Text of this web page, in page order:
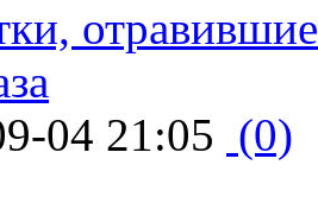
04 21:05 (0)